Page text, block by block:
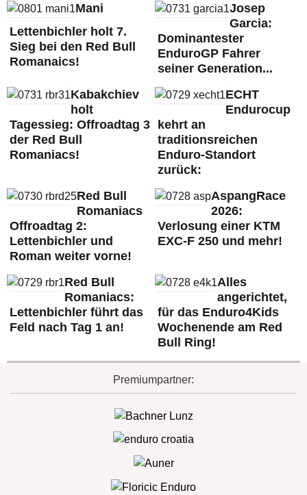
Mani
Lettenbichler holt 7.
Sieg bei den Red Bull
Romanaics!
Josep
Garcia:
Dominantester
EnduroGP Fahrer
seiner Generation...
Kabakchiev
holt
Tagessieg: Offroadtag 3
der Red Bull
Romaniacs!
ECHT
Endurocup
kehrt an
traditionsreichen
Enduro-Standort
zurück:
Red Bull
Romaniacs
Offroadtag 2:
Lettenbichler und
Roman weiter vorne!
AspangRace
2026:
Verlosung einer KTM
EXC-F 250 und mehr!
Red Bull
Romaniacs:
Lettenbichler führt das
Feld nach Tag 1 an!
Alles
angerichtet,
für das Enduro4Kids
Wochenende am Red
Bull Ring!
Premiumpartner: